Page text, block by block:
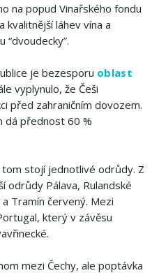
na popud Vinařského fondu
kvalitnější láhev vína a
“dvoudecky”.
je bezesporu oblast
vyplynulo, že Češi
před zahraničním dovozem.
dá přednost 60 %
tom stojí jednotlivé odrůdy. Z
odrůdy Pálava, Rulandské
Tramín červený. Mezi
který v závěsu
mezi Čechy, ale poptávka